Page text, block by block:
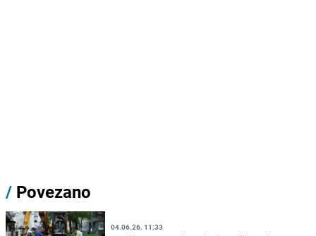
/ Povezano
04.06.26. 11:33